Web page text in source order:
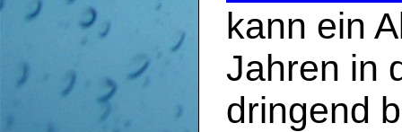
kann ein
Jahren in
dringend